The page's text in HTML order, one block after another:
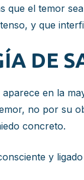
que el temor
y que
DE
en la
no por su
concreto.
y